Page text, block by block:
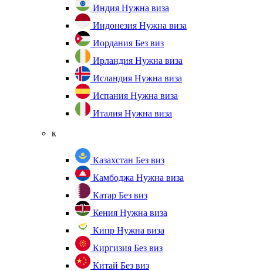
Индия Нужна виза
Индонезия Нужна виза
Иордания Без виз
Ирландия Нужна виза
Исландия Нужна виза
Испания Нужна виза
Италия Нужна виза
к
Казахстан Без виз
Камбоджа Нужна виза
Катар Без виз
Кения Нужна виза
Кипр Нужна виза
Киргизия Без виз
Китай Без виз